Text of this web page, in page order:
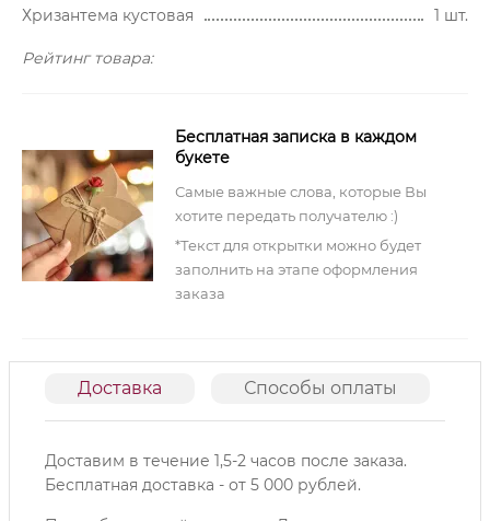
Хризантема кустовая
1 шт.
Рейтинг товара:
Бесплатная записка в каждом
букете
Самые важные слова, которые Вы
хотите передать получателю :)
*Текст для открытки можно будет
заполнить на этапе оформления
заказа
Доставка Способы оплаты
Доставим в течение 1,5-2 часов после заказа.
Бесплатная доставка - от 5 000 рублей.